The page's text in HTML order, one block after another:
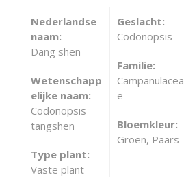
Nederlandse
naam:
Dang shen
Wetenschapp
elijke naam:
Codonopsis
tangshen
Type plant:
Vaste plant
Geslacht:
Codonopsis
Familie:
Campanulacea
e
Bloemkleur:
Groen, Paars